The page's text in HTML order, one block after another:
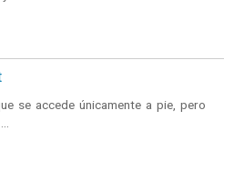
se accede únicamente a pie, pero